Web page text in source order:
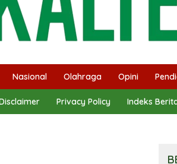
Nasional Olahraga Opini
Privacy Policy Indeks